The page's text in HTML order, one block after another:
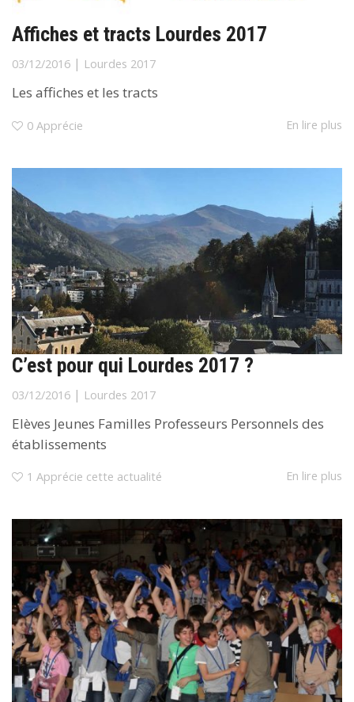
Affiches et tracts Lourdes 2017
03/12/2016 | Lourdes 2017
Les affiches et les tracts
0 Apprécie En lire plus
C’est pour qui Lourdes 2017 ?
03/12/2016 | Lourdes 2017
Elèves Jeunes Familles Professeurs Personnels des
établissements
1 Apprécie cette actualité En lire plus